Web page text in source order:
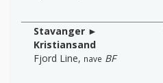
Stavanger ►
Kristiansand
Fjord Line, nave BF